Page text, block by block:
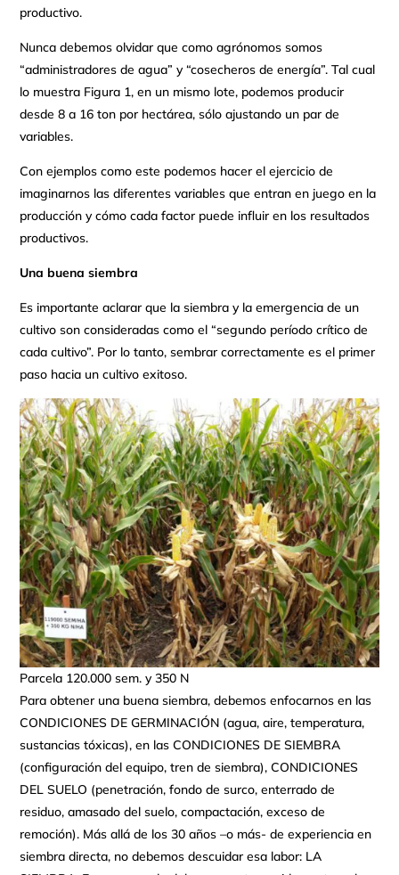
productivo.
Nunca debemos olvidar que como agrónomos somos
“administradores de agua” y “cosecheros de energía”. Tal cual
lo muestra Figura 1, en un mismo lote, podemos producir
desde 8 a 16 ton por hectárea, sólo ajustando un par de
variables.
Con ejemplos como este podemos hacer el ejercicio de
imaginarnos las diferentes variables que entran en juego en la
producción y cómo cada factor puede influir en los resultados
productivos.
Una buena siembra
Es importante aclarar que la siembra y la emergencia de un
cultivo son consideradas como el “segundo período crítico de
cada cultivo”. Por lo tanto, sembrar correctamente es el primer
paso hacia un cultivo exitoso.
Parcela 120.000 sem. y 350 N
Para obtener una buena siembra, debemos enfocarnos en las
CONDICIONES DE GERMINACIÓN (agua, aire, temperatura,
sustancias tóxicas), en las CONDICIONES DE SIEMBRA
(configuración del equipo, tren de siembra), CONDICIONES
DEL SUELO (penetración, fondo de surco, enterrado de
residuo, amasado del suelo, compactación, exceso de
remoción). Más allá de los 30 años –o más- de experiencia en
siembra directa, no debemos descuidar esa labor: LA